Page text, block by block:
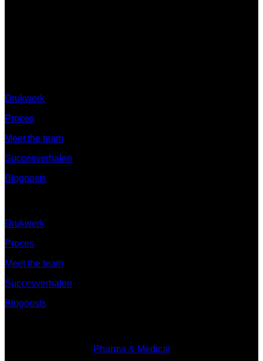
Drukwerk
Proces
Meet the team
Succesverhalen
Blogposts
Drukwerk
Proces
Meet the team
Succesverhalen
Blogposts
Pharma & Medical